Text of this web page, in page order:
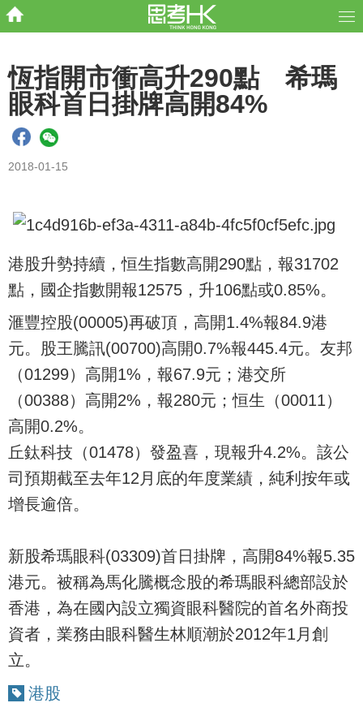
恆指開市衝高升290點 希瑪
眼科首日掛牌高開84%
2018-01-15
港股升勢持續，恒生指數高開290點，報31702
點，國企指數開報12575，升106點或0.85%。
滙豐控股(00005)再破頂，高開1.4%報84.9港
元。股王騰訊(00700)高開0.7%報445.4元。友邦
（01299）高開1%，報67.9元；港交所
（00388）高開2%，報280元；恒生（00011）
高開0.2%。
丘鈦科技（01478）發盈喜，現報升4.2%。該公
司預期截至去年12月底的年度業績，純利按年或
增長逾倍。
新股希瑪眼科(03309)首日掛牌，高開84%報5.35
港元。被稱為馬化騰概念股的希瑪眼科總部設於
香港，為在國內設立獨資眼科醫院的首名外商投
資者，業務由眼科醫生林順潮於2012年1月創
立。
港股